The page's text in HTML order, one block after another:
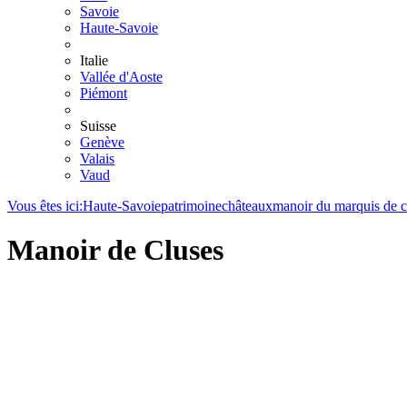
Savoie
Haute-Savoie
Italie
Vallée d'Aoste
Piémont
Suisse
Genève
Valais
Vaud
Vous êtes ici:Haute-Savoiepatrimoinechâteauxmanoir du marquis de
Manoir de Cluses